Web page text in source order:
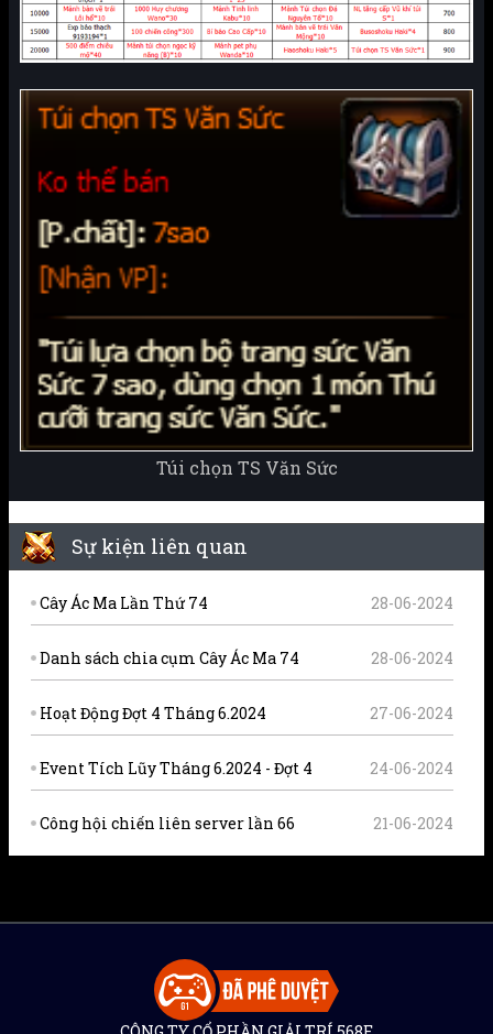
Túi chọn TS Văn Sức
Sự kiện liên quan
Cây Ác Ma Lần Thứ 74 28-06-2024
Danh sách chia cụm Cây Ác Ma 74 28-06-2024
Hoạt Động Đợt 4 Tháng 6.2024 27-06-2024
Event Tích Lũy Tháng 6.2024 - Đợt 4 24-06-2024
Công hội chiến liên server lần 66 21-06-2024